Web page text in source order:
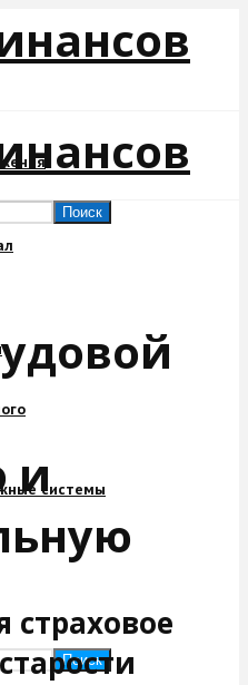
системы
Поиск
Поиск
и
страховое